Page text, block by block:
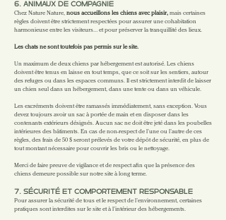
6. ANIMAUX DE COMPAGNIE
Chez Nature Nature,nous accueillons les chiens avec plaisir,mais certaines
règles doivent être strictement respectées pour assurer une cohabitation
harmonieuse entre les visiteurs… et pour préserver la tranquillité des lieux.
Les chats ne sont toutefois pas permis sur le site.
Un maximum de deux chiens par hébergement est autorisé. Les chiens
doivent être tenus en laisse en tout temps, que ce soit sur les sentiers, autour
des refuges ou dans les espaces communs. Il est strictement interdit de laisser
un chien seul dans un hébergement, dans une tente ou dans un véhicule.
Les excréments doivent être ramassés immédiatement, sans exception. Vous
devez toujours avoir un sac à portée de main et en disposer dans les
contenants extérieurs désignés. Aucun sac ne doit être jeté dans les poubelles
intérieures des bâtiments. En cas de non-respect de l’une ou l’autre de ces
règles, des frais de 50 $ seront prélevés de votre dépôt de sécurité, en plus de
tout montant nécessaire pour couvrir les bris ou le nettoyage.
Merci de faire preuve de vigilance et de respect afin que la présence des
chiens demeure possible sur notre site à long terme.
7. SÉCURITÉ ET COMPORTEMENT RESPONSABLE
Pour assurer la sécurité de tous et le respect de l’environnement, certaines
pratiques sont interdites sur le site et à l’intérieur des hébergements.